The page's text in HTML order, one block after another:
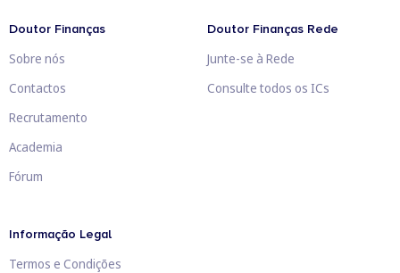
Doutor Finanças
Sobre nós
Contactos
Recrutamento
Academia
Fórum
Doutor Finanças Rede
Junte-se à Rede
Consulte todos os ICs
Informação Legal
Termos e Condições